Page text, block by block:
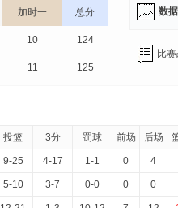
加时一 总分
10 124
11 125
数
比
投篮 3分 罚球 前场 后场
9-25 4-17 1-1 0 4
5-10 3-7 0-0 0 0